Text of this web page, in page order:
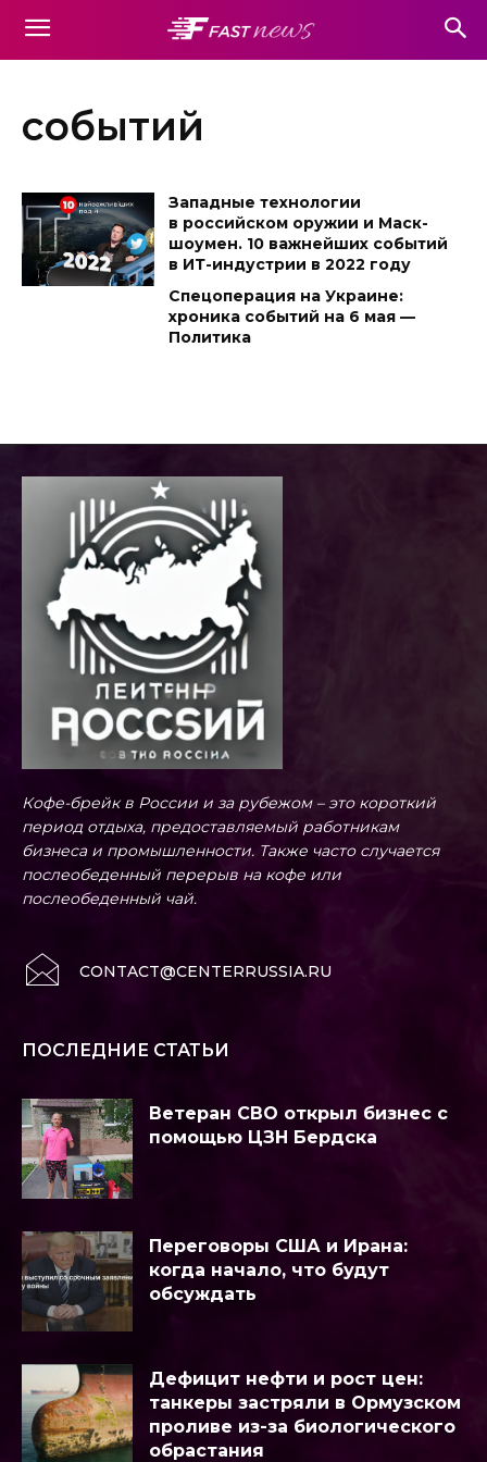
событий
Западные технологии
в российском оружии и Маск-
шоумен. 10 важнейших событий
в ИТ-индустрии в 2022 году
Спецоперация на Украине:
хроника событий на 6 мая —
Политика
Кофе-брейк в России и за рубежом – это короткий
период отдыха, предоставляемый работникам
бизнеса и промышленности. Также часто случается
послеобеденный перерыв на кофе или
послеобеденный чай.
CONTACT@CENTERRUSSIA.RU
ПОСЛЕДНИЕ СТАТЬИ
Ветеран СВО открыл бизнес с
помощью ЦЗН Бердска
Переговоры США и Ирана:
когда начало, что будут
обсуждать
Дефицит нефти и рост цен:
танкеры застряли в Ормузском
проливе из-за биологического
обрастания